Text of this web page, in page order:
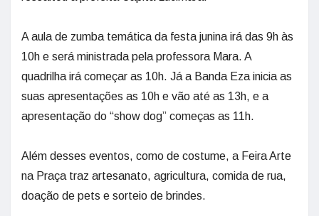
A aula de zumba temática da festa junina irá das 9h às
10h e será ministrada pela professora Mara. A
quadrilha irá começar as 10h. Já a Banda Eza inicia as
suas apresentações as 10h e vão até as 13h, e a
apresentação do “show dog” começas as 11h.
Além desses eventos, como de costume, a Feira Arte
na Praça traz artesanato, agricultura, comida de rua,
doação de pets e sorteio de brindes.